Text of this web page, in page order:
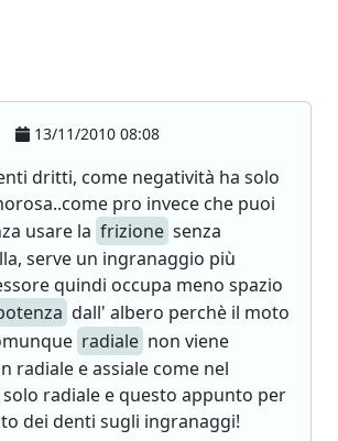
13/11/2010 08:08
dritti, come negatività ha solo
pro invece che puoi
usare la frizione senza
serve un ingranaggio più
quindi occupa meno spazio
dall' albero perchè il moto
radiale non viene
radiale e assiale come nel
radiale e questo appunto per
dei denti sugli ingranaggi!